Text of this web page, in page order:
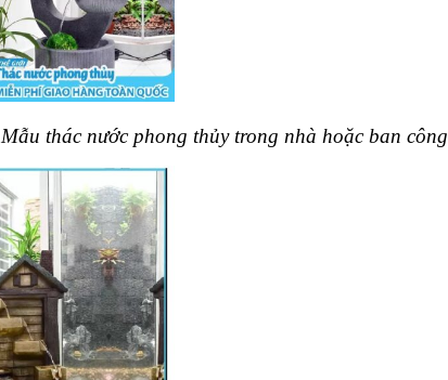
Mẫu thác nước phong thủy trong nhà hoặc ban công